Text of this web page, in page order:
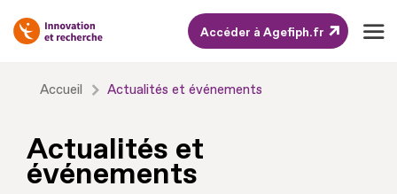
contenu
Aller
Accéder à Agefiph.fr
Accueil Actualités et événements
Actualités et
événements